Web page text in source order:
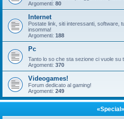
Argomenti: 80
Internet
Postate link, siti interessanti, software,
insomma!
Argomenti: 188
Pc
Tanto lo so che sta sezione ci vuole su
Argomenti: 370
Videogames!
Forum dedicato al gaming!
Argomenti: 249
«Special»